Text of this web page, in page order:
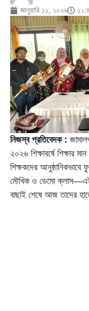
জানুয়ারি ১১, ২০২৬
নিজস্ব প্রতিবেদক :
২০২৬ শিক্ষাবর্ষে শিক্ষার
শিক্ষকদের আনুষ্ঠানিকভাবে
মৌখিক ও ডেমো ক্লাস—এই
বাছাই শেষে আজ তাদের